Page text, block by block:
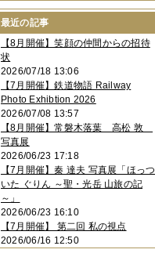
2024年06月（4件）
2024年04月
2024年03月（3件）
2024年02月（2件）
2023年12月
2023年11月 （4件）
2023年10月（3件）
2023年09月（4件）
2023年08月 （1件）
2023年06月（3件）
2023年05月
2023年04月 （2件）
2023年03月（5件）
2023年02月（3件）
2023年01月
2022年12月 （3件）
2022年11月（2件）
2022年10月（4件）
最近の記事
【8月開催】笑顔の仲間からの招待
状
2026/07/18 13:06
【7月開催】鉄道物語 Railway
Photo Exhibtion 2026
2026/07/08 13:57
【8月開催】常磐木落葉 高松 敦
写真展
2026/06/23 17:18
【7月開催】秦 達夫 写真展「ほっつ
いた ぐりん ～聖・光岳 山旅の記
～」
2026/06/23 16:10
【7月開催】 第二回 私の視点
2026/06/16 12:50